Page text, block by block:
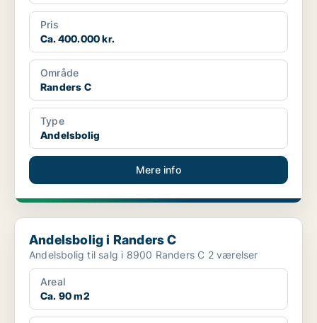
Pris
Ca. 400.000 kr.
Område
Randers C
Type
Andelsbolig
Mere info
Andelsbolig i Randers C
Andelsbolig i Randers C
Andelsbolig til salg i 8900 Randers C 2 værelser
Areal
Ca. 90 m2